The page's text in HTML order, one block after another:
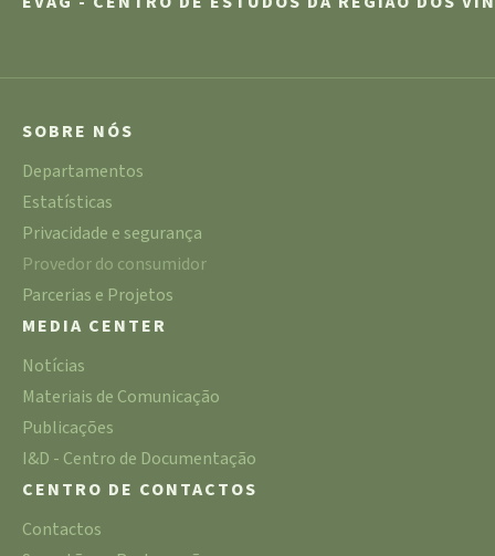
SOBRE NÓS
Departamentos
Estatísticas
Privacidade e segurança
Provedor do consumidor
Parcerias e Projetos
MEDIA CENTER
Notícias
Materiais de Comunicação
Publicações
I&D - Centro de Documentação
CENTRO DE CONTACTOS
Contactos